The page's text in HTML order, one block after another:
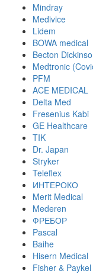
Mindray
Medivice
Lidem
BOWA medical
Becton
Medtronic
PFM
ACE MEDICAL
Delta Med
Fresenius Kabi
GE Healthcare
TIK
Dr. Japan
Stryker
Teleflex
ИНТЕРОКО
Merit Medical
Mederen
ФРЕБОР
Pascal
Baihe
Hisern Medical
Fisher & Paykel